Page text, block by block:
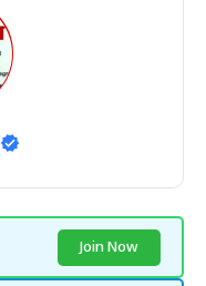
Join Now